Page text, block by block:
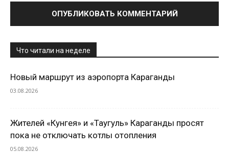
Что читали на неделе
Новый маршрут из аэропорта Караганды
03.08.2026
Жителей «Кунгея» и «Таугуль» Караганды просят
пока не отключать котлы отопления
05.08.2026